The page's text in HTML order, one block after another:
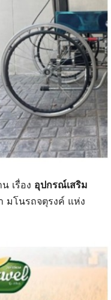
เรื่อง อุปกรณ์เสริม
มโนรถจตุรงค์ แห่ง